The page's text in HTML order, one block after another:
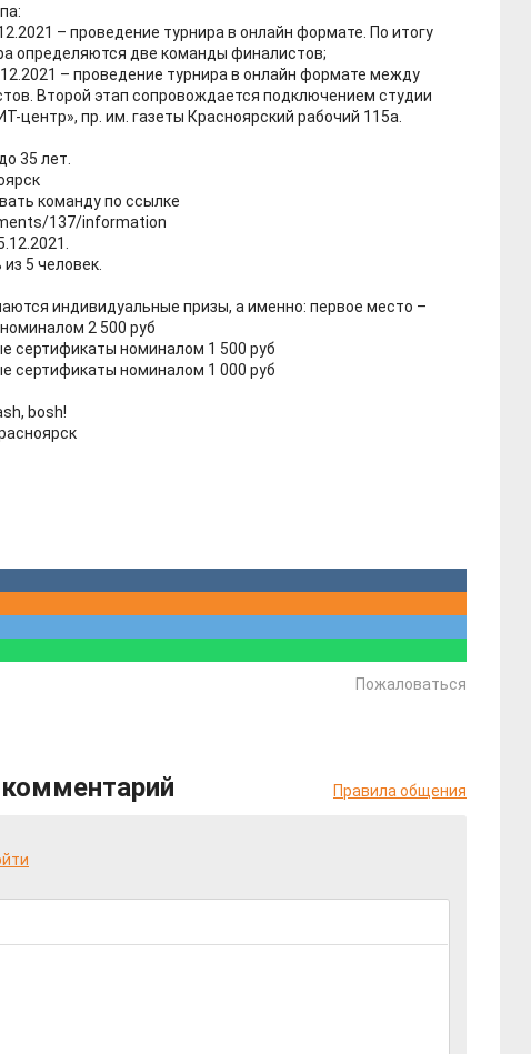
– проведение турнира в онлайн формате. По итогу
определяются две команды финалистов;
– проведение турнира в онлайн формате между
Второй этап сопровождается подключением студии
центр», пр. им. газеты Красноярский рабочий 115а.
35 лет.
команду по ссылке
137/information
5 человек.
индивидуальные призы, а именно: первое место –
2 500 руб
сертификаты номиналом 1 500 руб
сертификаты номиналом 1 000 руб
bosh!
Пожаловаться
Правила общения